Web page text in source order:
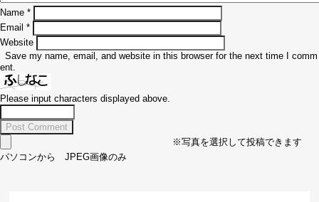
Name *
Email *
Website
Save my name, email, and website in this browser for the next time I comm
ent.
Please input characters displayed above.
※写真を選択して投稿できます
パソコンから JPEG画像のみ